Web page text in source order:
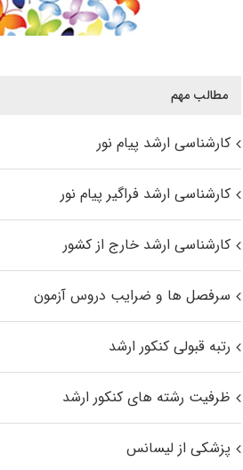
مطالب مهم
کارشناسی ارشد پیام نور
کارشناسی ارشد فراگیر پیام نور
کارشناسی ارشد خارج از کشور
سرفصل ها و ضرایب دروس آزمون
رتبه قبولی کنکور ارشد
ظرفیت رشته های کنکور ارشد
پزشکی از لیسانس